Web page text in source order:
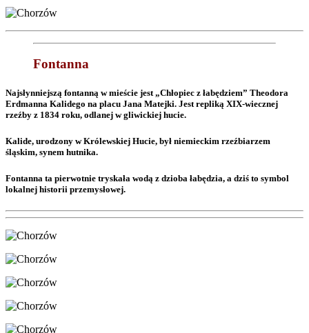
Fontanna
Najsłynniejszą fontanną w mieście jest „Chłopiec z łabędziem” Theodora
Erdmanna Kalidego na placu Jana Matejki. Jest repliką XIX-wiecznej
rzeźby z 1834 roku, odlanej w gliwickiej hucie.
Kalide, urodzony w Królewskiej Hucie, był niemieckim rzeźbiarzem
śląskim, synem hutnika.
Fontanna ta pierwotnie tryskała wodą z dzioba łabędzia, a dziś to symbol
lokalnej historii przemysłowej.